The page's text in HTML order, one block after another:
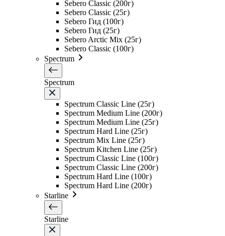
Sebero Classic (200г)
Sebero Classic (25г)
Sebero Гид (100г)
Sebero Гид (25г)
Sebero Arctic Mix (25г)
Sebero Classic (100г)
Spectrum
Spectrum
Spectrum Classic Line (25г)
Spectrum Medium Line (200г)
Spectrum Medium Line (25г)
Spectrum Hard Line (25г)
Spectrum Mix Line (25г)
Spectrum Kitchen Line (25г)
Spectrum Classic Line (100г)
Spectrum Classic Line (200г)
Spectrum Hard Line (100г)
Spectrum Hard Line (200г)
Starline
Starline